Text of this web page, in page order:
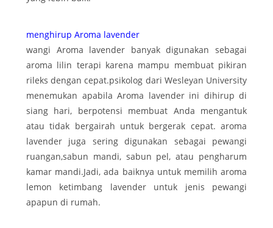
menghirup Aroma lavender
wangi Aroma lavender banyak digunakan sebagai
aroma lilin terapi karena mampu membuat pikiran
rileks dengan cepat.psikolog dari Wesleyan University
menemukan apabila Aroma lavender ini dihirup di
siang hari, berpotensi membuat Anda mengantuk
atau tidak bergairah untuk bergerak cepat. aroma
lavender juga sering digunakan sebagai pewangi
ruangan,sabun mandi, sabun pel, atau pengharum
kamar mandi.Jadi, ada baiknya untuk memilih aroma
lemon ketimbang lavender untuk jenis pewangi
apapun di rumah.